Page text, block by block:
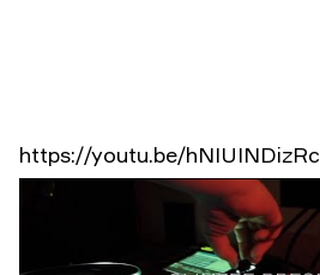
https://youtu.be/hNIUINDizRc